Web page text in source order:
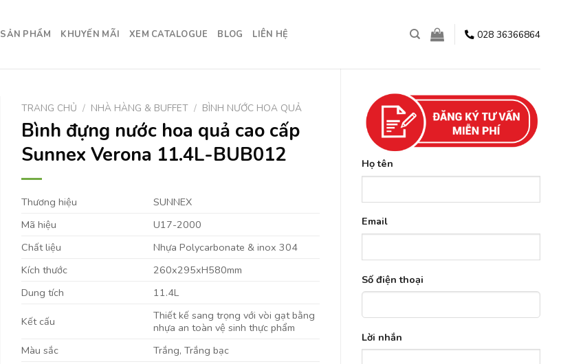
SẢN PHẨM KHUYẾN MÃI XEM CATALOGUE BLOG LIÊN HỆ 028 36366864
Họ tên
Email
Số điện thoại
Lời nhắn
TRANG CHỦ / NHÀ HÀNG & BUFFET / BÌNH NƯỚC HOA QUẢ
Bình đựng nước hoa quả cao cấp
Sunnex Verona 11.4L-BUB012
Thương hiệu
SUNNEX
Mã hiệu
U17-2000
Chất liệu
Nhựa Polycarbonate & inox 304
Kích thước
260x295xH580mm
Dung tích
11.4L
Kết cấu
Thiết kế sang trọng với vòi gạt bằng
nhựa an toàn vệ sinh thực phẩm
Màu sắc
Trắng, Trắng bạc